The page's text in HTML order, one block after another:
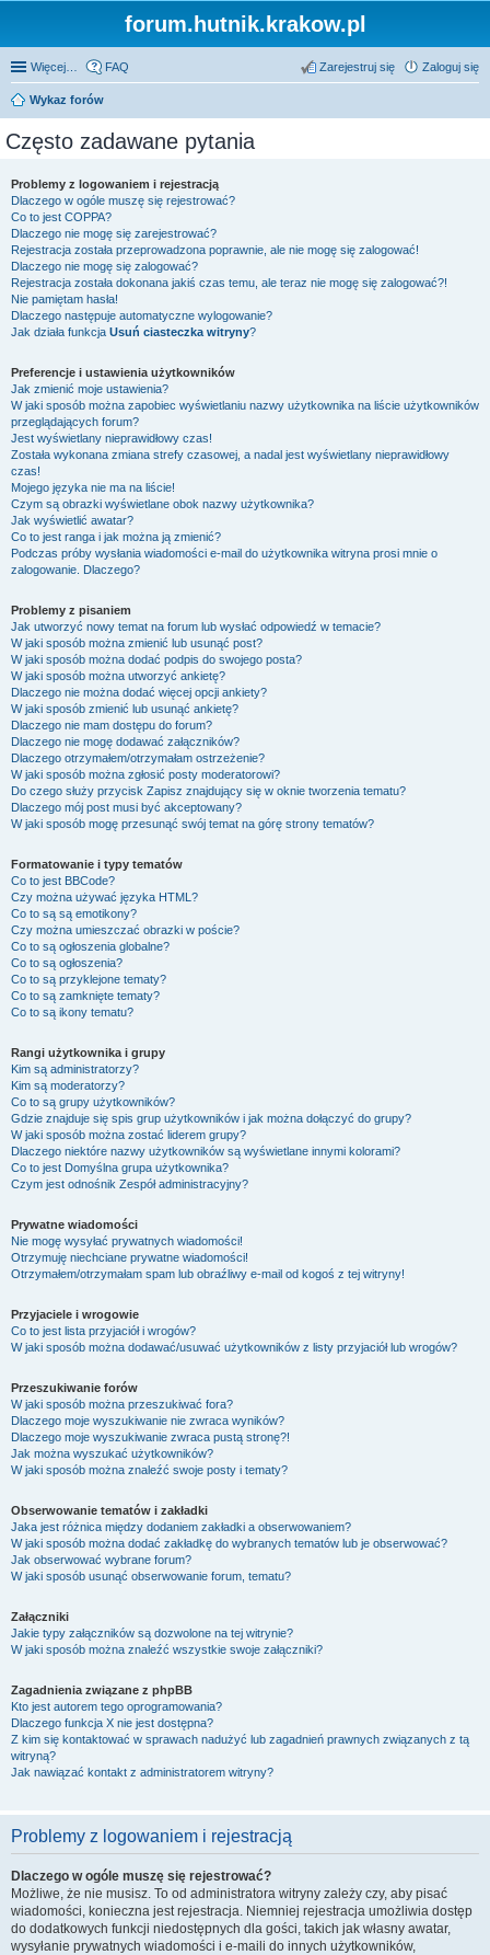
forum.hutnik.krakow.pl
Więcej… FAQ Zaloguj się
Zarejestruj się
Wykaz forów
Często zadawane pytania
Problemy z logowaniem i rejestracją
Dlaczego w ogóle muszę się rejestrować?
Co to jest COPPA?
Dlaczego nie mogę się zarejestrować?
Rejestracja została przeprowadzona poprawnie, ale nie mogę się zalogować!
Dlaczego nie mogę się zalogować?
Rejestracja została dokonana jakiś czas temu, ale teraz nie mogę się zalogować?!
Nie pamiętam hasła!
Dlaczego następuje automatyczne wylogowanie?
Jak działa funkcja Usuń ciasteczka witryny?
Preferencje i ustawienia użytkowników
Jak zmienić moje ustawienia?
W jaki sposób można zapobiec wyświetlaniu nazwy użytkownika na liście użytkowników
przeglądających forum?
Jest wyświetlany nieprawidłowy czas!
Została wykonana zmiana strefy czasowej, a nadal jest wyświetlany nieprawidłowy
czas!
Mojego języka nie ma na liście!
Czym są obrazki wyświetlane obok nazwy użytkownika?
Jak wyświetlić awatar?
Co to jest ranga i jak można ją zmienić?
Podczas próby wysłania wiadomości e-mail do użytkownika witryna prosi mnie o
zalogowanie. Dlaczego?
Problemy z pisaniem
Jak utworzyć nowy temat na forum lub wysłać odpowiedź w temacie?
W jaki sposób można zmienić lub usunąć post?
W jaki sposób można dodać podpis do swojego posta?
W jaki sposób można utworzyć ankietę?
Dlaczego nie można dodać więcej opcji ankiety?
W jaki sposób zmienić lub usunąć ankietę?
Dlaczego nie mam dostępu do forum?
Dlaczego nie mogę dodawać załączników?
Dlaczego otrzymałem/otrzymałam ostrzeżenie?
W jaki sposób można zgłosić posty moderatorowi?
Do czego służy przycisk Zapisz znajdujący się w oknie tworzenia tematu?
Dlaczego mój post musi być akceptowany?
W jaki sposób mogę przesunąć swój temat na górę strony tematów?
Formatowanie i typy tematów
Co to jest BBCode?
Czy można używać języka HTML?
Co to są są emotikony?
Czy można umieszczać obrazki w poście?
Co to są ogłoszenia globalne?
Co to są ogłoszenia?
Co to są przyklejone tematy?
Co to są zamknięte tematy?
Co to są ikony tematu?
Rangi użytkownika i grupy
Kim są administratorzy?
Kim są moderatorzy?
Co to są grupy użytkowników?
Gdzie znajduje się spis grup użytkowników i jak można dołączyć do grupy?
W jaki sposób można zostać liderem grupy?
Dlaczego niektóre nazwy użytkowników są wyświetlane innymi kolorami?
Co to jest Domyślna grupa użytkownika?
Czym jest odnośnik Zespół administracyjny?
Prywatne wiadomości
Nie mogę wysyłać prywatnych wiadomości!
Otrzymuję niechciane prywatne wiadomości!
Otrzymałem/otrzymałam spam lub obraźliwy e-mail od kogoś z tej witryny!
Przyjaciele i wrogowie
Co to jest lista przyjaciół i wrogów?
W jaki sposób można dodawać/usuwać użytkowników z listy przyjaciół lub wrogów?
Przeszukiwanie forów
W jaki sposób można przeszukiwać fora?
Dlaczego moje wyszukiwanie nie zwraca wyników?
Dlaczego moje wyszukiwanie zwraca pustą stronę?!
Jak można wyszukać użytkowników?
W jaki sposób można znaleźć swoje posty i tematy?
Obserwowanie tematów i zakładki
Jaka jest różnica między dodaniem zakładki a obserwowaniem?
W jaki sposób można dodać zakładkę do wybranych tematów lub je obserwować?
Jak obserwować wybrane forum?
W jaki sposób usunąć obserwowanie forum, tematu?
Załączniki
Jakie typy załączników są dozwolone na tej witrynie?
W jaki sposób można znaleźć wszystkie swoje załączniki?
Zagadnienia związane z phpBB
Kto jest autorem tego oprogramowania?
Dlaczego funkcja X nie jest dostępna?
Z kim się kontaktować w sprawach nadużyć lub zagadnień prawnych związanych z tą
witryną?
Jak nawiązać kontakt z administratorem witryny?
Problemy z logowaniem i rejestracją
Dlaczego w ogóle muszę się rejestrować?
Możliwe, że nie musisz. To od administratora witryny zależy czy, aby pisać
wiadomości, konieczna jest rejestracja. Niemniej rejestracja umożliwia dostęp
do dodatkowych funkcji niedostępnych dla gości, takich jak własny awatar,
wysyłanie prywatnych wiadomości i e-maili do innych użytkowników,